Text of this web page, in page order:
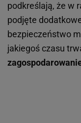
podkreślają, że w
podjęte
bezpieczeństwo
jakiegoś czasu